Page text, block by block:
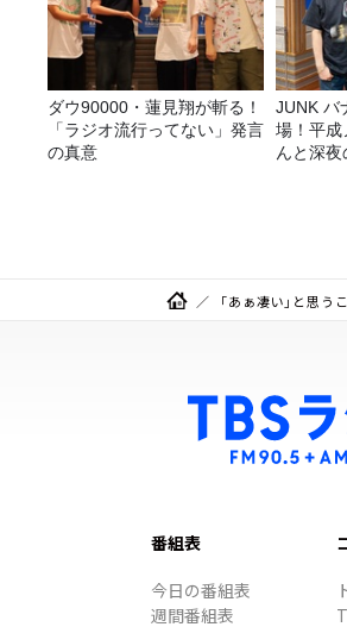
ダウ90000・蓮見翔が斬る！
「ラジオ流行ってない」発言
の真意
JUNK バナナマン「番組初登
場！平成
んと深夜
「あぁ凄い」と思う
番組表
今日の番組表
週間番組表